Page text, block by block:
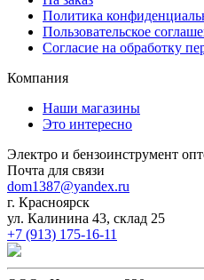
Политика
Пользовательское
Согласие на обработку
Компания
Наши магазины
Это интересно
Электро и бензоинструмент
Почта для связи
dom1387@yandex.ru
г. Красноярск
ул. Калинина 43, склад 25
+7 (913) 175-16-11